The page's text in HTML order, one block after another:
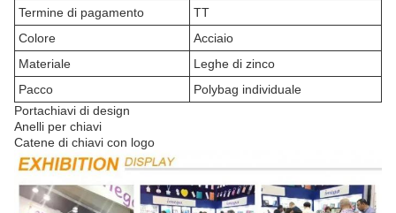
Termine di pagamento
TT
Colore
Acciaio
Materiale
Leghe di zinco
Pacco
Polybag individuale
Portachiavi di design
Anelli per chiavi
Catene di chiavi con logo